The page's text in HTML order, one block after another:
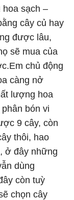
hoa sạch –
cây củ hay
được lâu,
sẽ mua của
chủ động
càng nở
lượng hoa
bón vi
9 cây, còn
thôi, hao
ở đây những
dùng
còn tuỳ
chọn cây